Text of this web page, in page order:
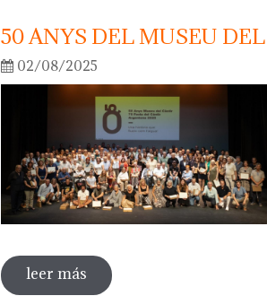
50 ANYS DEL MUSEU
02/08/2025
leer más sobre 50 anys del